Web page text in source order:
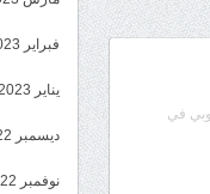
في
فبراير 2023
يناير 2023
ديسمبر 2022
نوفمبر 2022